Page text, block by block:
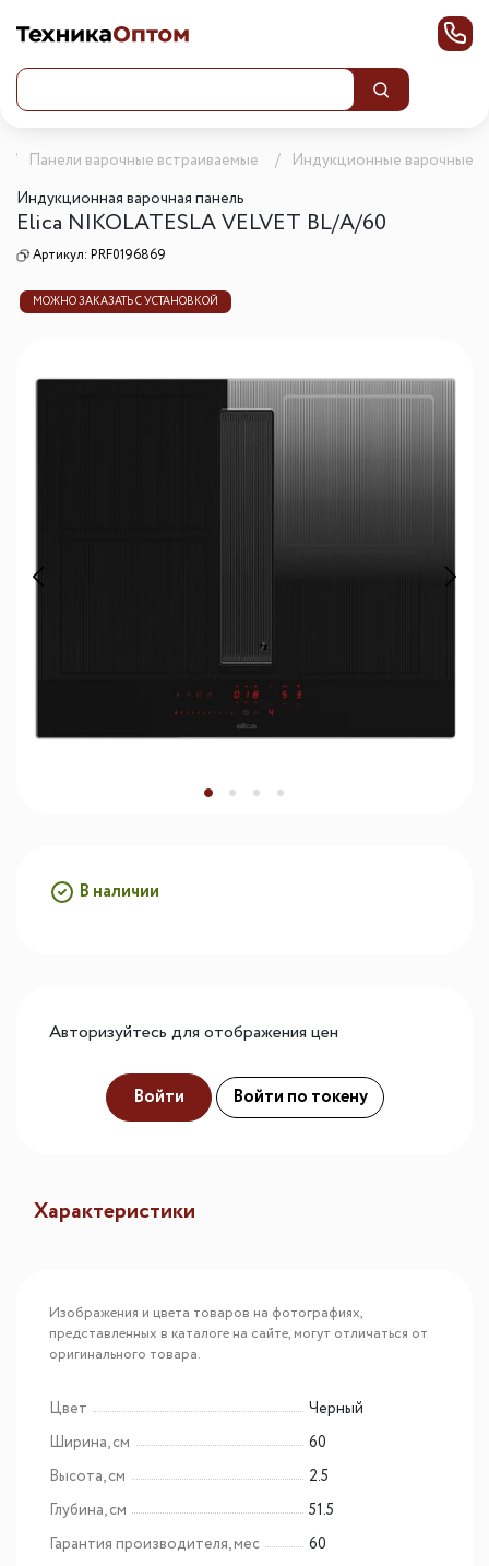
Панели варочные встраиваемые
Индукционные варочные
Индукционная варочная панель
Elica NIKOLATESLA VELVET BL/A/60
Артикул: PRF0196869
МОЖНО ЗАКАЗАТЬ С УСТАНОВКОЙ
В наличии
Авторизуйтесь для отображения цен
Войти Войти по токену
Характеристики
Изображения и цвета товаров на фотографиях,
представленных в каталоге на сайте, могут отличаться от
оригинального товара.
Цвет
Черный
Ширина, см
60
Высота, см
2.5
Глубина, см
51.5
Гарантия производителя, мес
60